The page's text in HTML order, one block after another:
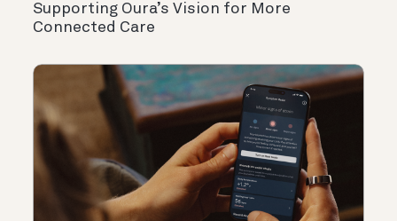
Supporting Oura’s Vision for More
Connected Care